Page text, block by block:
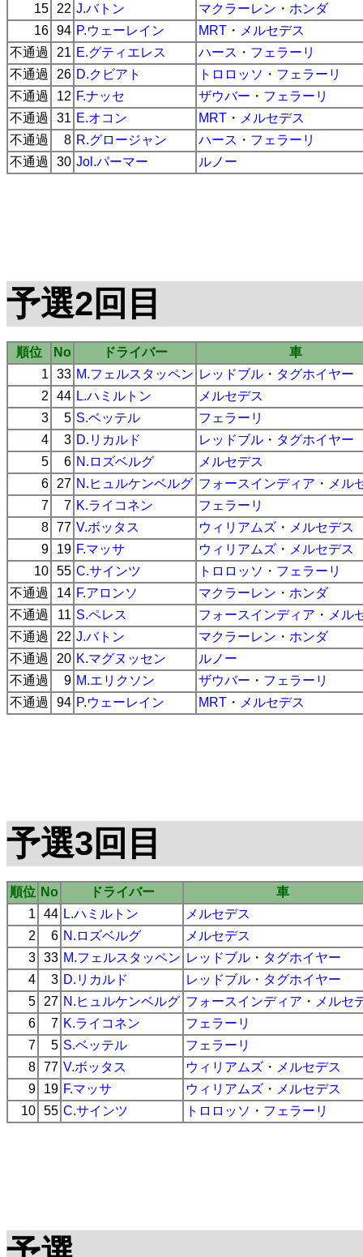
15
22 J.バトン マクラーレン ・ ホンダ
16 94 P.ウェーレイン MRT ・ メルセデス
不通過
21 E.グティエレス ハース ・ フェラーリ
不通過
26 D.クビアト トロロッソ ・ フェラーリ
不通過
12 F.ナッセ ザウバー ・ フェラーリ
不通過
31 E.オコン MRT ・ メルセデス
不通過
8 R.グロージャン ハース ・ フェラーリ
不通過
30 Jol.パーマー ルノー
予選2回目
順位 No ドライバー
車
1
33 M.フェルスタッペン レッドブル ・ タグホイヤー
2
44 L.ハミルトン
メルセデス
3
5 S.ベッテル
フェラーリ
4
3 D.リカルド レッドブル ・ タグホイヤー
5
6 N.ロズベルグ
メルセデス
6
27 N.ヒュルケンベルグ フォースインディア ・ メル
7
7 K.ライコネン
フェラーリ
8 77 V.ボッタス ウィリアムズ ・ メルセデス
9
19 F.マッサ ウィリアムズ ・ メルセデス
10 55 C.サインツ トロロッソ ・ フェラーリ
不通過
14 F.アロンソ マクラーレン ・ ホンダ
不通過
11 S.ペレス フォースインディア ・ メル
不通過
22 J.バトン マクラーレン ・ ホンダ
不通過
20 K.マグヌッセン
ルノー
不通過
9 M.エリクソン ザウバー ・ フェラーリ
不通過
94 P.ウェーレイン MRT ・ メルセデス
予選3回目
順位 No ドライバー
車
1
44 L.ハミルトン
メルセデス
2
6 N.ロズベルグ
メルセデス
3 33 M.フェルスタッペン レッドブル ・ タグホイヤー
4
3 D.リカルド レッドブル ・ タグホイヤー
5
27 N.ヒュルケンベルグ フォースインディア ・ メルセ
6
7 K.ライコネン
フェラーリ
7
5 S.ベッテル
フェラーリ
8 77 V.ボッタス ウィリアムズ ・ メルセデス
9
19 F.マッサ ウィリアムズ ・ メルセデス
10 55 C.サインツ トロロッソ ・ フェラーリ